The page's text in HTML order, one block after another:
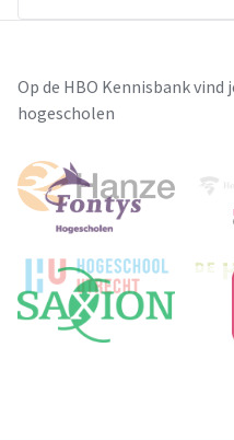
Op de HBO Kennisbank vind
hogescholen